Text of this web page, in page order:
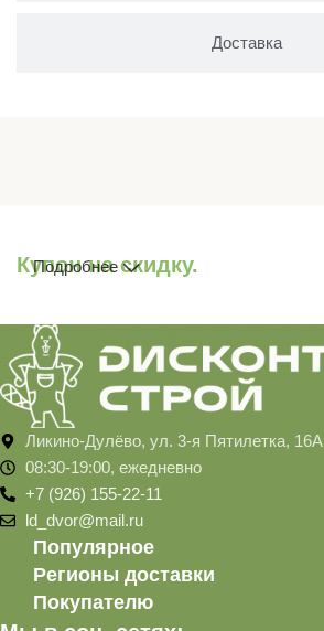
Доставка
Купон на скидку.
Подробнее
Ликино-Дулёво, ул. 3-я Пятилетка, 16А
08:30-19:00, ежедневно
+7 (926) 155-22-11
ld_dvor@mail.ru
Популярное
Регионы доставки
Покупателю